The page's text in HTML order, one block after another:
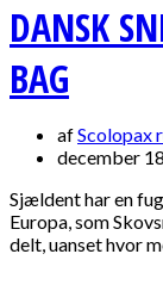
DANSK
BAG
afScolopax
december
Sjældent har en
Europa, som
delt, uanset hvor